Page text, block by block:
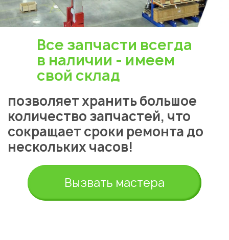
Все запчасти всегда
в наличии - имеем
свой склад
позволяет хранить большое
количество запчастей, что
сокращает сроки ремонта до
нескольких часов!
Вызвать мастера
города